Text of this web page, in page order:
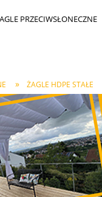
PRZECIWSŁONECZNE
» ŻAGLE HDPE STAŁE